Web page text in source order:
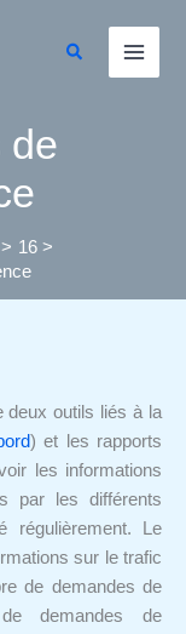
Rechercher
de
16
deux outils liés à la
) et les rapports
les informations
par les différents
régulièrement. Le
sur le trafic
de demandes de
demandes de